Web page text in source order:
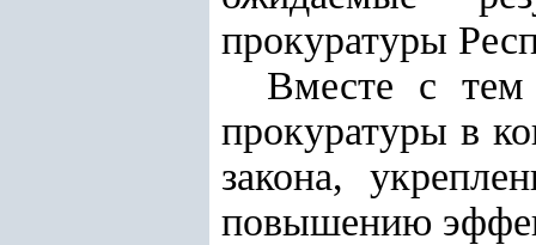
прокуратуры
Вместе с тем
прокуратуры в
закона,
повышению